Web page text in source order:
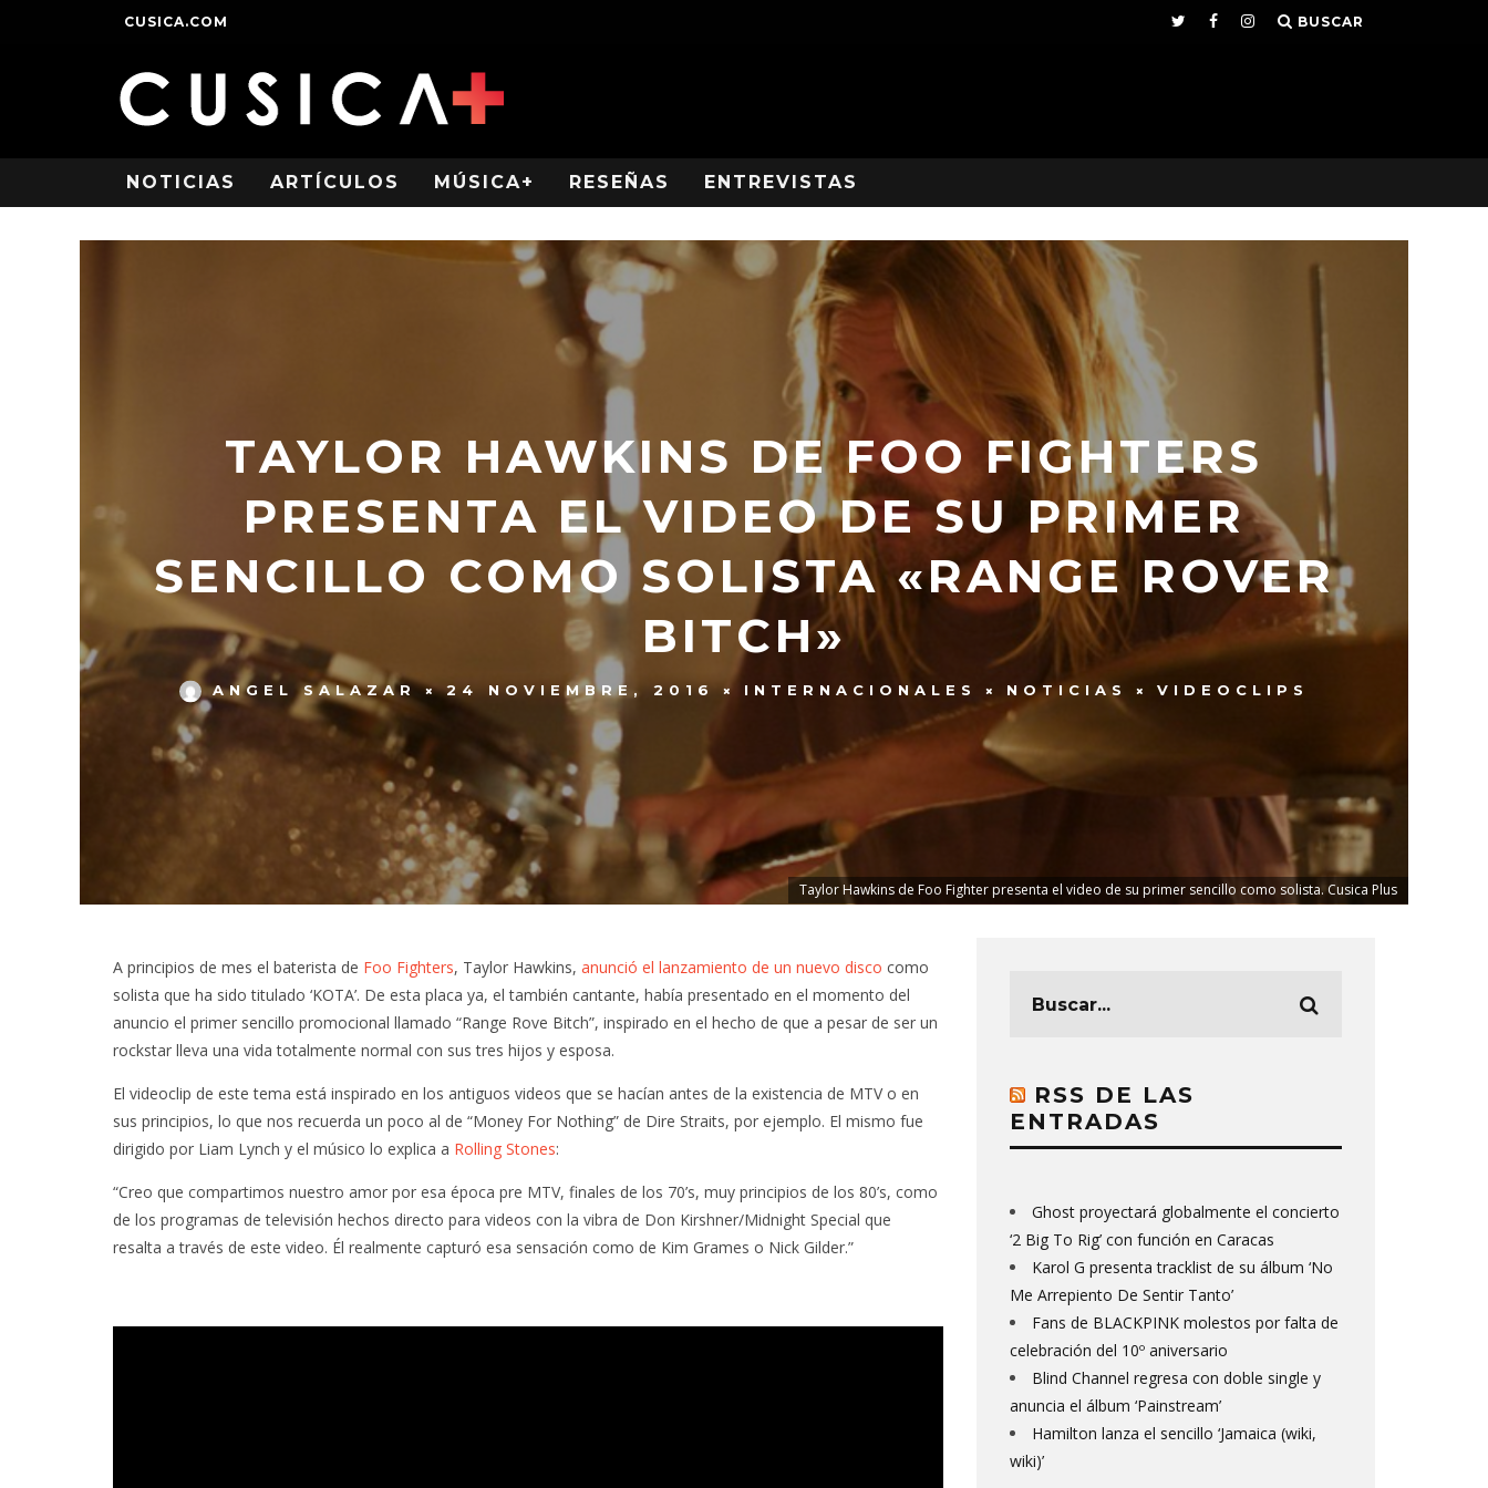
CUSICA.COM BUSCAR
NOTICIAS ARTÍCULOS MÚSICA+ RESEÑAS ENTREVISTAS
TAYLOR HAWKINS DE FOO FIGHTERS
PRESENTA EL VIDEO DE SU PRIMER
SENCILLO COMO SOLISTA «RANGE ROVER
BITCH»
ANGEL SALAZAR 24 NOVIEMBRE, 2016 INTERNACIONALES NOTICIAS VIDEOCLIPS
Taylor Hawkins de Foo Fighter presenta el video de su primer sencillo como solista. Cusica Plus
A principios de mes el baterista de Foo Fighters, Taylor Hawkins, anunció el lanzamiento de un nuevo disco como
solista que ha sido titulado ‘KOTA’. De esta placa ya, el también cantante, había presentado en el momento del
anuncio el primer sencillo promocional llamado “Range Rove Bitch”, inspirado en el hecho de que a pesar de ser un
rockstar lleva una vida totalmente normal con sus tres hijos y esposa.
El videoclip de este tema está inspirado en los antiguos videos que se hacían antes de la existencia de MTV o en
sus principios, lo que nos recuerda un poco al de “Money For Nothing” de Dire Straits, por ejemplo. El mismo fue
dirigido por Liam Lynch y el músico lo explica a Rolling Stones:
“Creo que compartimos nuestro amor por esa época pre MTV, finales de los 70’s, muy principios de los 80’s, como
de los programas de televisión hechos directo para videos con la vibra de Don Kirshner/Midnight Special que
resalta a través de este video. Él realmente capturó esa sensación como de Kim Grames o Nick Gilder.”
RSS DE LAS
ENTRADAS
Ghost proyectará globalmente el concierto
‘2 Big To Rig’ con función en Caracas
Karol G presenta tracklist de su álbum ‘No
Me Arrepiento De Sentir Tanto’
Fans de BLACKPINK molestos por falta de
celebración del 10º aniversario
Blind Channel regresa con doble single y
anuncia el álbum ‘Painstream’
Hamilton lanza el sencillo ‘Jamaica (wiki,
wiki)’